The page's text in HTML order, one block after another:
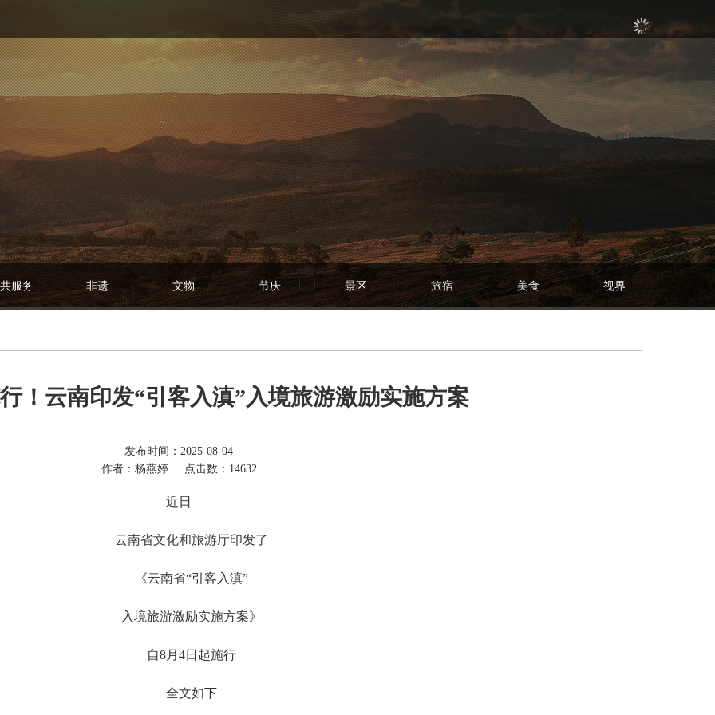
服务 非遗 文物 节庆 景区 旅宿 美食 视界
！云南印发“引客入滇”入境旅游激励实施方案
发布时间：2025-08-04
作者：杨燕婷
点击数：14632
近日
云南省文化和旅游厅印发了
《云南省“引客入滇”
入境旅游激励实施方案》
自8月4日起施行
全文如下